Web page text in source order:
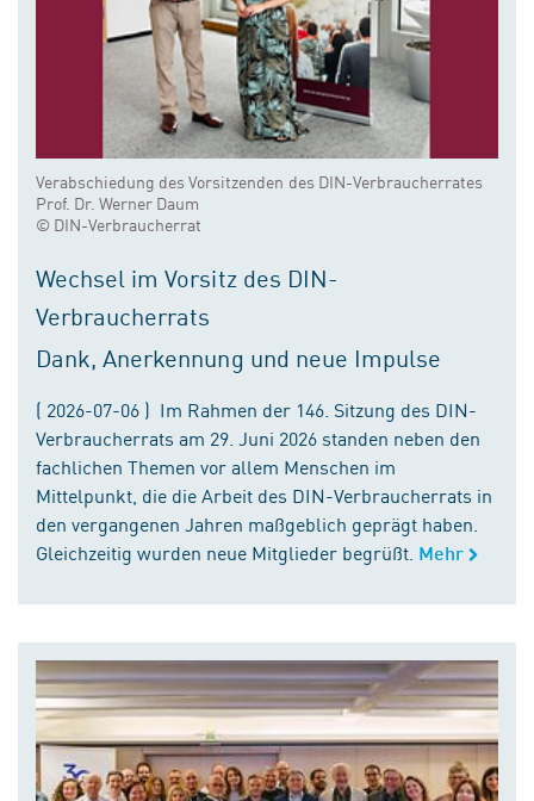
Verabschiedung des Vorsitzenden des DIN-Verbraucherrates
Prof. Dr. Werner Daum
© DIN-Verbraucherrat
Wechsel im Vorsitz des DIN-
Verbraucherrats
Dank, Anerkennung und neue Impulse
( 2026-07-06 ) Im Rahmen der 146. Sitzung des DIN-
Verbraucherrats am 29. Juni 2026 standen neben den
fachlichen Themen vor allem Menschen im
Mittelpunkt, die die Arbeit des DIN-Verbraucherrats in
den vergangenen Jahren maßgeblich geprägt haben.
Gleichzeitig wurden neue Mitglieder begrüßt. Mehr